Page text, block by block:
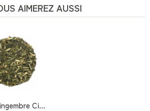
AIMEREZ AUSSI